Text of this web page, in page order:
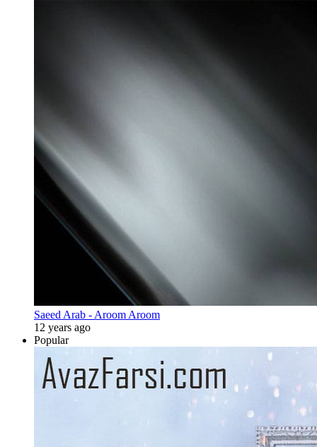
Saeed Arab - Aroom Aroom
12 years ago
Popular